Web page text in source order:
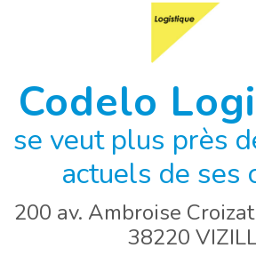
Codelo
se veut plus près
actuels de ses
200 av. Ambroise
38220